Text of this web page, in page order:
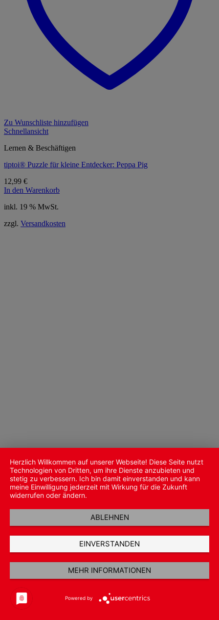
Zu Wunschliste hinzufügen
Schnellansicht
Lernen & Beschäftigen
tiptoi® Puzzle für kleine Entdecker: Peppa Pig
12,99 €
In den Warenkorb
inkl. 19 % MwSt.
zzgl. Versandkosten
Herzlich Willkommen auf unserer Webseite! Diese Seite nutzt
Technologien von Dritten, um ihre Dienste anzubieten und
stetig zu verbessern. Ich bin damit einverstanden und kann
meine Einwilligung jederzeit mit Wirkung für die Zukunft
widerrufen oder ändern.
ABLEHNEN
EINVERSTANDEN
MEHR INFORMATIONEN
Powered by